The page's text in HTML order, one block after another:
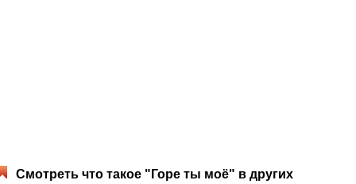
Смотреть что такое "Горе ты моё" в других